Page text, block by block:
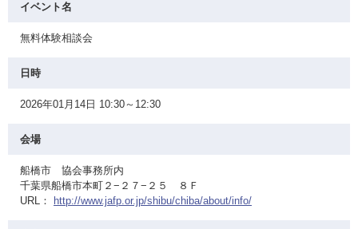
イベント名
無料体験相談会
日時
2026年01月14日 10:30～12:30
会場
船橋市 協会事務所内
千葉県船橋市本町２−２７−２５ ８Ｆ
URL：
http://www.jafp.or.jp/shibu/chiba/about/info/